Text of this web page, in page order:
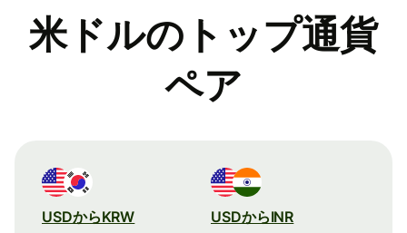
米ドルのトップ通貨
ペア
USDからKRW USDからINR